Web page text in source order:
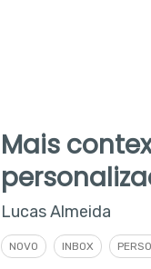
Mais
Lucas Almeida
NOVO INBOX